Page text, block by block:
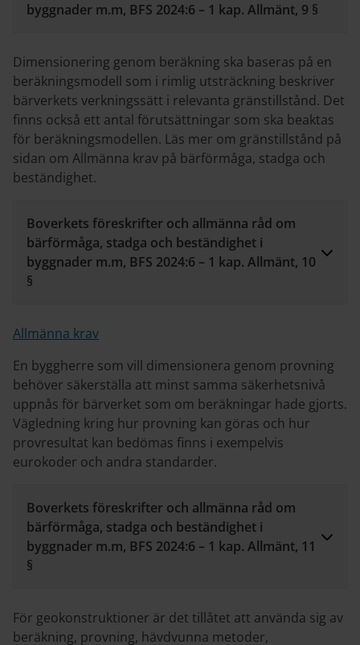
byggnader m.m, BFS 2024:6 – 1 kap. Allmänt, 9 §
Dimensionering genom beräkning ska baseras på en
beräkningsmodell som i rimlig utsträckning beskriver
bärverkets verkningssätt i relevanta gränstillstånd. Det
finns också ett antal förutsättningar som ska beaktas
för beräkningsmodellen. Läs mer om gränstillstånd på
sidan om Allmänna krav på bärförmåga, stadga och
beständighet.
Boverkets föreskrifter och allmänna råd om
bärförmåga, stadga och beständighet i
byggnader m.m, BFS 2024:6 – 1 kap. Allmänt, 10
§
Allmänna krav
En byggherre som vill dimensionera genom provning
behöver säkerställa att minst samma säkerhetsnivå
uppnås för bärverket som om beräkningar hade gjorts.
Vägledning kring hur provning kan göras och hur
provresultat kan bedömas finns i exempelvis
eurokoder och andra standarder.
Boverkets föreskrifter och allmänna råd om
bärförmåga, stadga och beständighet i
byggnader m.m, BFS 2024:6 – 1 kap. Allmänt, 11
§
För geokonstruktioner är det tillåtet att använda sig av
beräkning, provning, hävdvunna metoder,